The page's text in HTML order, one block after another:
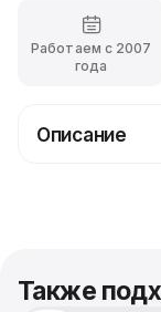
Работаем с 2007
года
Описание
Светильник
Также